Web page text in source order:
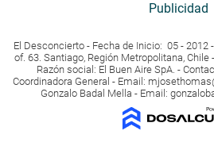
Publicidad
El Desconcierto - Fecha de Inicio: 05 - 2012
of. 63. Santiago, Región Metropolitana, Chile
Razón social: El Buen Aire SpA. -
Coordinadora General - Email:
Gonzalo Badal Mella - Email: